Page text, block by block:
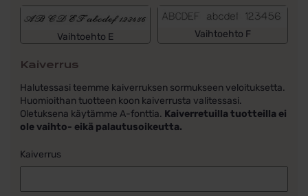
Vaihtoehto E Vaihtoehto F
Kaiverrus
Halutessasi teemme kaiverruksen sormukseen veloituksetta.
Huomioithan tuotteen koon kaiverrusta valitessasi.
Oletuksena käytämme A-fonttia. Kaiverretuilla tuotteilla ei
ole vaihto- eikä palautusoikeutta.
Kaiverrus